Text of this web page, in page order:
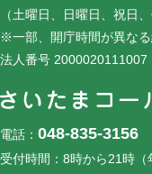
（土曜日、日曜日、祝日
※一部、開庁時間が異なる
法人番号 2000020111007
電話： 048-835-3156
受付時間：8時から21時（